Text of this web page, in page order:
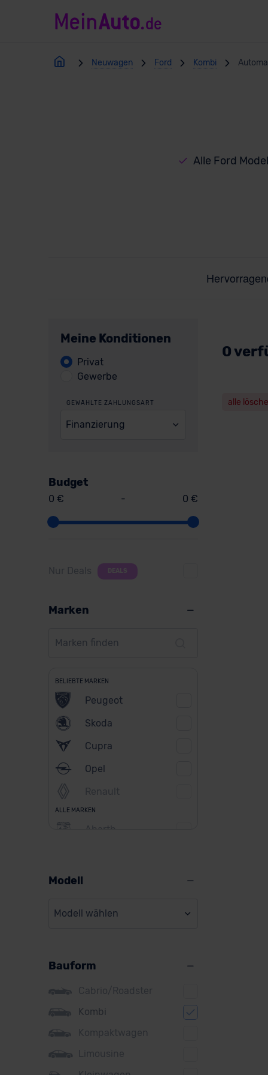
Neuwagen Ford Kombi
Alle Ford
Meine Konditionen
Privat
Gewerbe
GEWÄHLTE ZAHLUNGSART
Finanzierung
Budget
0 € - 0 €
Nur Deals DEALS
Marken
BELIEBTE MARKEN
Peugeot
Skoda
Cupra
Opel
Renault
ALLE MARKEN
Abarth
BMW
Citroen
Cupra
DS
Dacia
Fiat
Modell
Modell wählen
Bauform
Cabrio/Roadster
Kombi
Kompaktwagen
Limousine
0
alle